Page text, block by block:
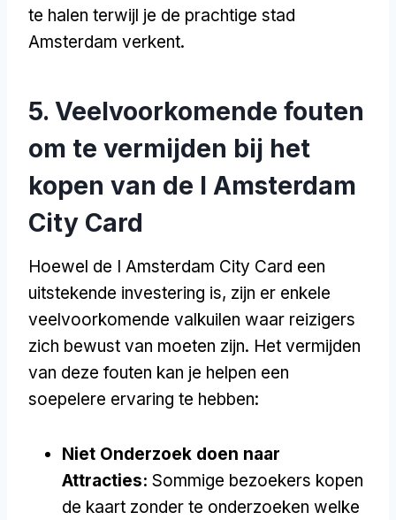
te halen terwijl je de prachtige stad
Amsterdam verkent.
5. Veelvoorkomende fouten
om te vermijden bij het
kopen van de I Amsterdam
City Card
Hoewel de I Amsterdam City Card een
uitstekende investering is, zijn er enkele
veelvoorkomende valkuilen waar reizigers
zich bewust van moeten zijn. Het vermijden
van deze fouten kan je helpen een
soepelere ervaring te hebben:
Niet Onderzoek doen naar
Attracties: Sommige bezoekers kopen
de kaart zonder te onderzoeken welke